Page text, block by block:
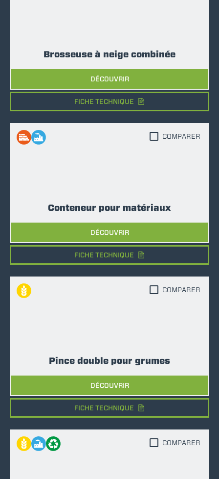
Brosseuse à neige combinée
DÉCOUVRIR
FICHE TECHNIQUE
Conteneur pour matériaux
DÉCOUVRIR
COMPARER
FICHE TECHNIQUE
Pince double pour grumes
DÉCOUVRIR
COMPARER
FICHE TECHNIQUE
COMPARER